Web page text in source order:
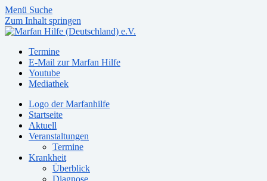
Menü Suche
Zum Inhalt springen
Termine
E-Mail zur Marfan Hilfe
Youtube
Mediathek
Logo der Marfanhilfe
Startseite
Aktuell
Veranstaltungen
Termine
Krankheit
Überblick
Diagnose